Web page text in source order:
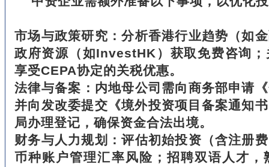
市场与政策研究‌：分析香港行业趋势（如
政府资源（如InvestHK）获取免费咨询
享受CEPA协定的关税优惠。
法律与备案‌：内地母公司需向商务部申请
并向发改委提交《境外投资项目备案通知
局办理登记，确保资金合法出境。
财务与人力规划‌：评估初始投资（含注册
币种账户管理汇率风险；招聘双语人才